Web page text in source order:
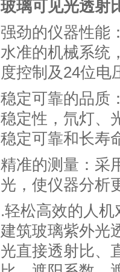
玻璃可见光透射
强劲的仪器性能
水准的机械系统
度控制及24位电
稳定可靠的品质
稳定性，氘灯、
稳定可靠和长寿
精准的测量：采
光，使仪器分析
.轻松高效的人
建筑玻璃紫外光
光直接透射比、